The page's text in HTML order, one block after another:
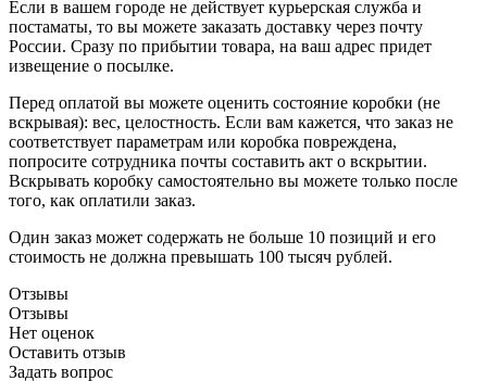
Если в вашем городе не действует курьерская служба и
постаматы, то вы можете заказать доставку через почту
России. Сразу по прибытии товара, на ваш адрес придет
извещение о посылке.
Перед оплатой вы можете оценить состояние коробки (не
вскрывая): вес, целостность. Если вам кажется, что заказ не
соответствует параметрам или коробка повреждена,
попросите сотрудника почты составить акт о вскрытии.
Вскрывать коробку самостоятельно вы можете только после
того, как оплатили заказ.
Один заказ может содержать не больше 10 позиций и его
стоимость не должна превышать 100 тысяч рублей.
Отзывы
Отзывы
Нет оценок
Оставить отзыв
Задать вопрос